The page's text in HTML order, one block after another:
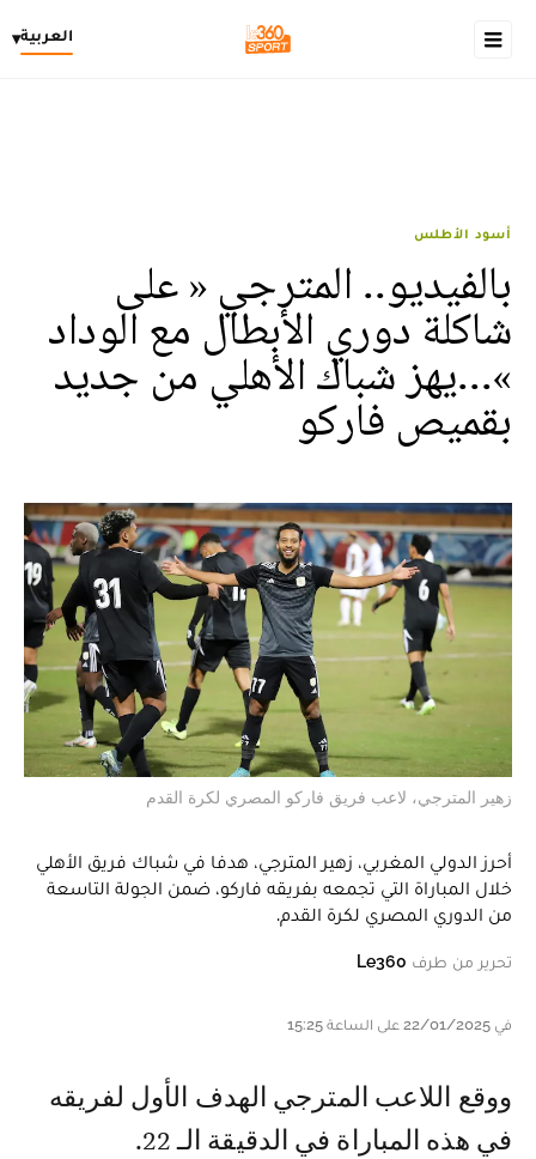
العربية▾
أسود الأطلس
بالفيديو.. المترجي « على
شاكلة دوري الأبطال مع الوداد
»...يهز شباك الأهلي من جديد
بقميص فاركو
زهير المترجي، لاعب فريق فاركو المصري لكرة القدم
أحرز الدولي المغربي، زهير المترجي، هدفا في شباك فريق الأهلي
خلال المباراة التي تجمعه بفريقه فاركو، ضمن الجولة التاسعة
من الدوري المصري لكرة القدم.
تحرير من طرف Le360
في 22/01/2025 على الساعة 15:25
ووقع اللاعب المترجي الهدف الأول لفريقه
في هذه المباراة في الدقيقة الـ 22.